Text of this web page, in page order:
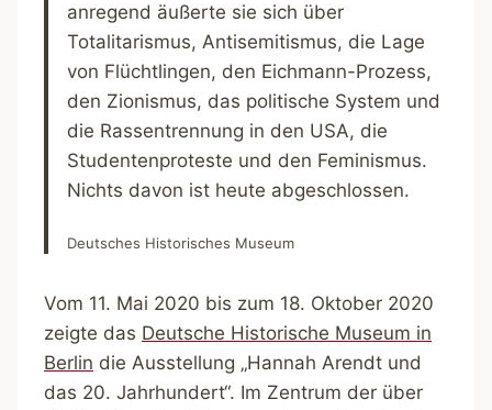
anregend äußerte sie sich über
Totalitarismus, Antisemitismus, die Lage
von Flüchtlingen, den Eichmann-Prozess,
den Zionismus, das politische System und
die Rassentrennung in den USA, die
Studentenproteste und den Feminismus.
Nichts davon ist heute abgeschlossen.
Deutsches Historisches Museum
Vom 11. Mai 2020 bis zum 18. Oktober 2020
zeigte das Deutsche Historische Museum in
Berlin die Ausstellung „Hannah Arendt und
das 20. Jahrhundert“. Im Zentrum der über